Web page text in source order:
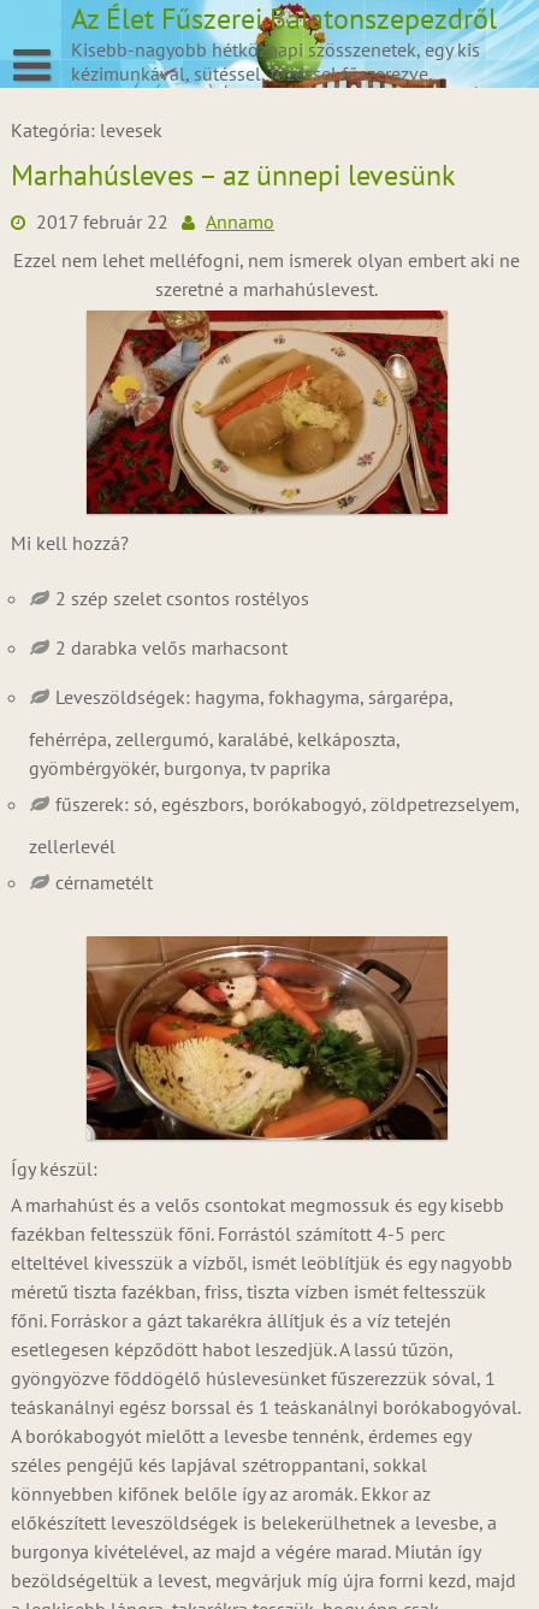
content
Az Élet Fűszerei Balatonszepezdről
Kisebb-nagyobb hétköznapi szösszenetek, egy kis
kézimunkával, sütéssel, főzéssel fűszerezve.
Kategória: levesek
Marhahúsleves – az ünnepi levesünk
2017 február 22
Annamo
Ezzel nem lehet melléfogni, nem ismerek olyan embert aki ne
szeretné a marhahúslevest.
Mi kell hozzá?
2 szép szelet csontos rostélyos
2 darabka velős marhacsont
Leveszöldségek: hagyma, fokhagyma, sárgarépa,
fehérrépa, zellergumó, karalábé, kelkáposzta,
gyömbérgyökér, burgonya, tv paprika
fűszerek: só, egészbors, borókabogyó, zöldpetrezselyem,
zellerlevél
cérnametélt
Így készül:
A marhahúst és a velős csontokat megmossuk és egy kisebb
fazékban feltesszük főni. Forrástól számított 4-5 perc
elteltével kivesszük a vízből, ismét leöblítjük és egy nagyobb
méretű tiszta fazékban, friss, tiszta vízben ismét feltesszük
főni. Forráskor a gázt takarékra állítjuk és a víz tetején
esetlegesen képződött habot leszedjük. A lassú tűzön,
gyöngyözve főddögélő húslevesünket fűszerezzük sóval, 1
teáskanálnyi egész borssal és 1 teáskanálnyi borókabogyóval.
A borókabogyót mielőtt a levesbe tennénk, érdemes egy
széles pengéjű kés lapjával szétroppantani, sokkal
könnyebben kifőnek belőle így az aromák. Ekkor az
előkészített leveszöldségek is belekerülhetnek a levesbe, a
burgonya kivételével, az majd a végére marad. Miután így
bezöldségeltük a levest, megvárjuk míg újra forrni kezd, majd